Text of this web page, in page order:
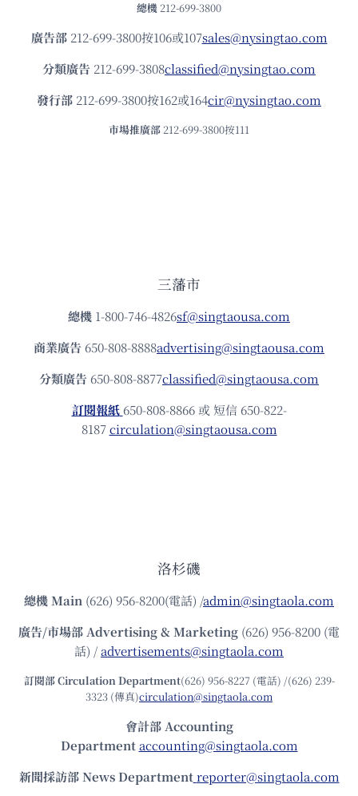
總機 212-699-3800
廣告部212-699-3800按106或107sales@nysingtao.com
分類廣告 212-699-3808classified@nysingtao.com
發⾏部 212-699-3800按162或164cir@nysingtao.com
市場推廣部 212-699-3800按111
三藩市
總機 1-800-746-4826sf@singtaousa.com
商業廣告 650-808-8888advertising@singtaousa.com
分類廣告 650-808-8877classified@singtaousa.com
訂閱報紙 650-808-8866 或 短信 650-822-
8187circulation@singtaousa.com
洛杉磯
總機Main (626) 956-8200(電話) /admin@singtaola.com
廣告/市場部Advertising & Marketing (626) 956-8200 (電
話) /advertisements@singtaola.com
訂閱部 Circulation Department(626) 956-8227 (電話) /(626) 239-
3323 (傳真)circulation@singtaola.com
會計部 Accounting
Department accounting@singtaola.com
新聞採訪部 News Department reporter@singtaola.com